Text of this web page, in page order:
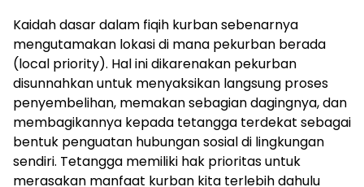
Kaidah dasar dalam fiqih kurban sebenarnya
mengutamakan lokasi di mana pekurban berada
(local priority). Hal ini dikarenakan pekurban
disunnahkan untuk menyaksikan langsung proses
penyembelihan, memakan sebagian dagingnya, dan
membagikannya kepada tetangga terdekat sebagai
bentuk penguatan hubungan sosial di lingkungan
sendiri. Tetangga memiliki hak prioritas untuk
merasakan manfaat kurban kita terlebih dahulu